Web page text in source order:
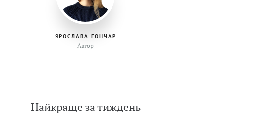
ЯРОСЛАВА ГОНЧАР
Автор
Найкраще за тиждень